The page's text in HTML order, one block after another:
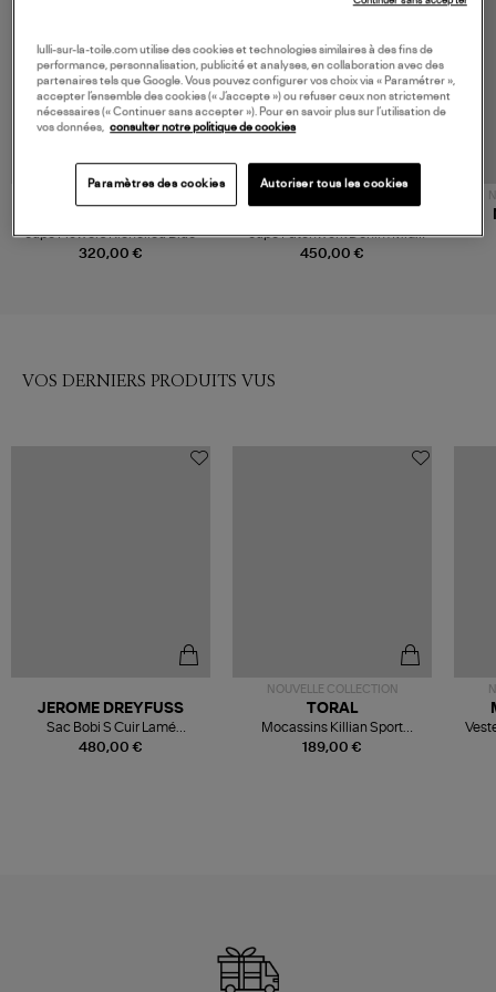
320,00 €
Jupe Flowers Richelieu Blue
450,00 €
Jupe Patchwork Denim Mid
Blue Vintage
VOS DERNIERS PRODUITS VUS
480,00 €
JEROME DREYFUSS
Sac Bobi S Cuir Lamé
Champagne
NOUVELLE COLLECTION
189,00 €
TORAL
Mocassins Killian Sport
Mousse
lulli-sur-la-toile.com utilise des cookies et technologies similaires à des fins de
performance, personnalisation, publicité et analyses, en collaboration avec des
partenaires tels que Google. Vous pouvez configurer vos choix via « Paramétrer »,
accepter l’ensemble des cookies (« J’accepte ») ou refuser ceux non strictement
nécessaires (« Continuer sans accepter »). Pour en savoir plus sur l’utilisation de
vos données, consulter notre politique de cookies
Paramètres des cookies Autoriser tous les cookies